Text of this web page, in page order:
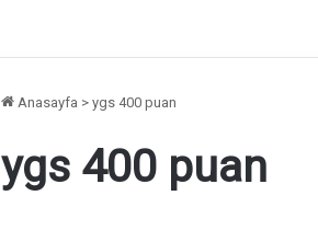
Anasayfa > ygs 400 puan
ygs 400 puan